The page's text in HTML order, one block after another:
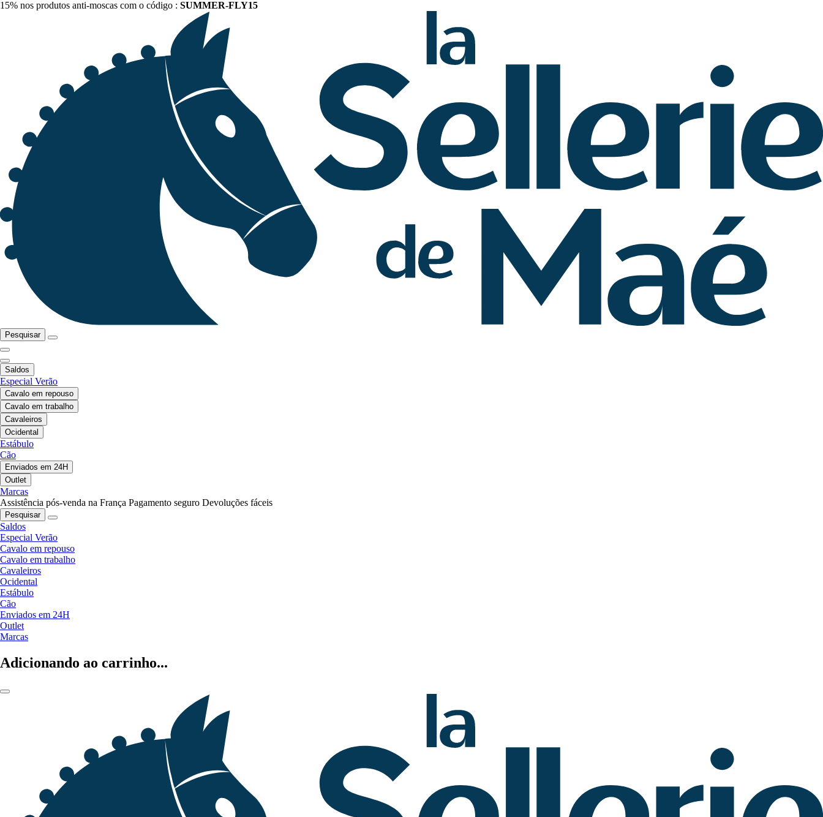
15% nos produtos anti-moscas com o código : SUMMER-FLY15
Pesquisar
Saldos
Especial Verão
Cavalo em repouso
Cavalo em trabalho
Cavaleiros
Ocidental
Estábulo
Cão
Enviados em 24H
Outlet
Marcas
Assistência pós-venda na França Pagamento seguro Devoluções fáceis
Pesquisar
Saldos
Especial Verão
Cavalo em repouso
Cavalo em trabalho
Cavaleiros
Ocidental
Estábulo
Cão
Enviados em 24H
Outlet
Marcas
Adicionando ao carrinho...